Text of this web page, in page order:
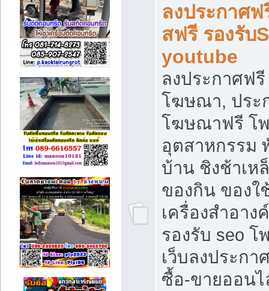
ลงประกาศ
สฟรี รองรับ
youtube
ลงประกาศฟ
โฆษณา, ประ
โฆษณาฟรี โ
อุตสาหกรรม
บ้าน ชิงช้าเห
ของกิน ของใ
เครื่องสำอา
รองรับ seo โ
เว็บลงประก
ซื้อ-ขายออน